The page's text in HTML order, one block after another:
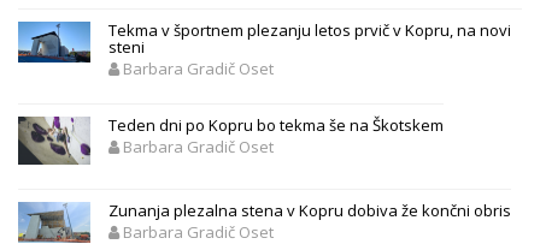
Tekma v športnem plezanju letos prvič v Kopru, na novi
steni
Barbara Gradič Oset
Teden dni po Kopru bo tekma še na Škotskem
Barbara Gradič Oset
Zunanja plezalna stena v Kopru dobiva že končni obris
Barbara Gradič Oset